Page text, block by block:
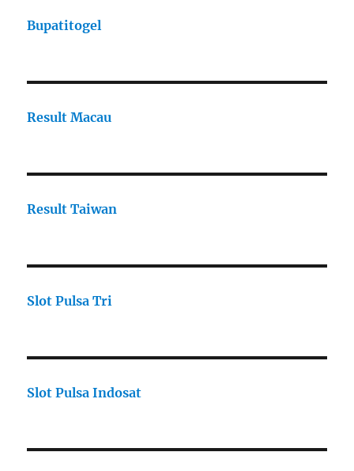
Bupatitogel
Result Macau
Result Taiwan
Slot Pulsa Tri
Slot Pulsa Indosat